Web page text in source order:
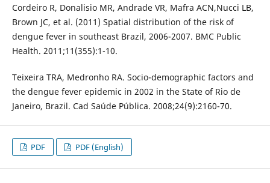
Cordeiro R, Donalisio MR, Andrade VR, Mafra ACN,Nucci LB,
Brown JC, et al. (2011) Spatial distribution of the risk of
dengue fever in southeast Brazil, 2006-2007. BMC Public
Health. 2011;11(355):1-10.
Teixeira TRA, Medronho RA. Socio-demographic factors and
the dengue fever epidemic in 2002 in the State of Rio de
Janeiro, Brazil. Cad Saúde Pública. 2008;24(9):2160-70.
PDF PDF (English)